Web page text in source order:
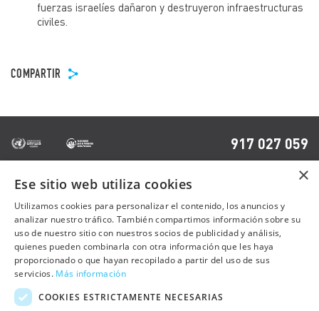
fuerzas israelíes dañaron y destruyeron infraestructuras
civiles.
COMPARTIR
917 027 059
OTRAS PÁGINAS
Contacto
Preguntas frecuentes
Trabaja con nosotros
Sala de prensa
×
Ese sitio web utiliza cookies
Utilizamos cookies para personalizar el contenido, los anuncios y
analizar nuestro tráfico. También compartimos información sobre su
uso de nuestro sitio con nuestros socios de publicidad y análisis,
quienes pueden combinarla con otra información que les haya
proporcionado o que hayan recopilado a partir del uso de sus
servicios. Más información
COOKIES ESTRICTAMENTE NECESARIAS